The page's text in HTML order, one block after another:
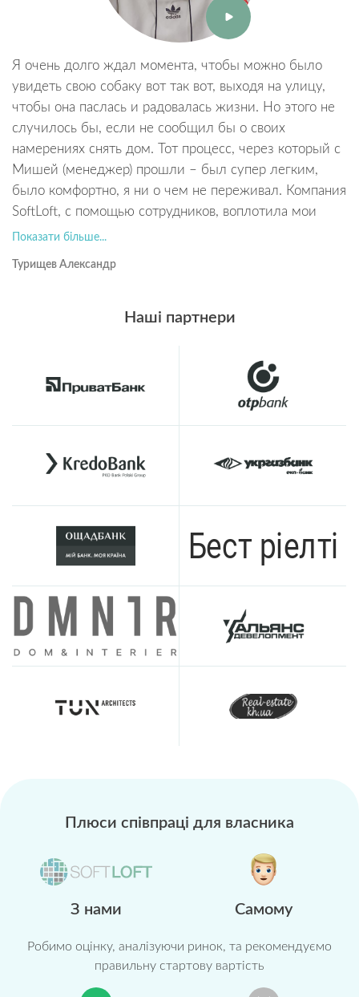
Я очень долго ждал момента, чтобы можно было
увидеть свою собаку вот так вот, выходя на улицу,
чтобы она паслась и радовалась жизни. Но этого не
случилось бы, если не сообщил бы о своих
намерениях снять дом. Тот процесс, через который с
Мишей (менеджер) прошли – был супер легким,
было комфортно, я ни о чем не переживал. Компания
SoftLoft, с помощью сотрудников, воплотила мои
мечты в реальность.
Показати більше...
Турищев Александр
Наші партнери
Плюси співпраці для власника
З нами Самому
Робимо оцінку, аналізуючи ринок, та рекомендуємо
правильну стартову вартість